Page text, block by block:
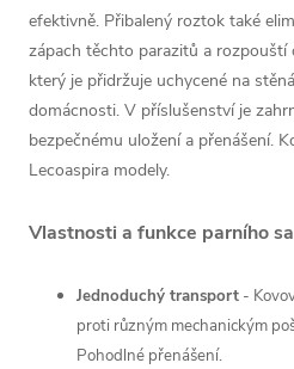
efektivně. Přibalený roztok také
zápach těchto parazitů a rozpouští
který je přidržuje uchycené na
domácnosti. V příslušenství je
bezpečnému uložení a přenášení.
Lecoaspira modely.
Vlastnosti a funkce parního
Jednoduchý transport -
proti různým mechanickým
Pohodlné přenášení.